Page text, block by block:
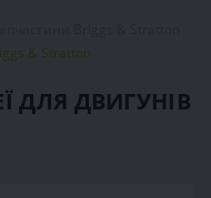
& Stratton
ДЛЯ ДВИГУНІВ